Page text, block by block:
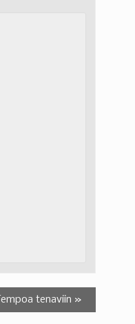
Tempoa tenaviin »